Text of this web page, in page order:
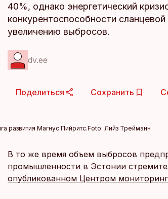
40%, однако энергетический
конкурентоспособности
увеличению выбросов.
dv.ee
Поделиться Сохранить
развития Магнус Пийритс.Foto: Лийз Трейманн
В то же время объем выбросов
промышленности в Эстонии
опубликованном Центром